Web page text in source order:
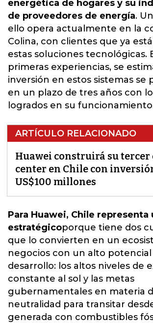
energética de hogares y su
de proveedores de energía.
ello opera actualmente en la
Colina, con clientes que ya
estas soluciones tecnológicas.
primeras experiencias, se
inversión en estos sistemas se
en un plazo de tres años con
logrados en su
ARTÍCULO RELACIONADO
Huawei construirá su tercer
center en Chile con
US$100 millones
Para Huawei, Chile representa
estratégicoporque tiene dos
que lo convierten en un
negocios con un alto potencial
desarrollo: los altos niveles de
constante al sol y las metas
gubernamentales en materia
neutralidad para transitar
generada con combustibles